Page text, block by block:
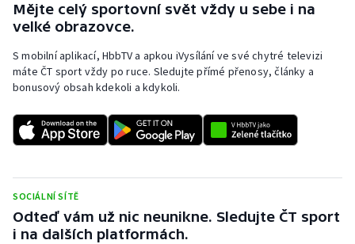
Ostatní
Mějte celý sportovní svět vždy u sebe i na
velké obrazovce.
S mobilní aplikací, HbbTV a apkou iVysílání ve své chytré televizi
máte ČT sport vždy po ruce. Sledujte přímé přenosy, články a
bonusový obsah kdekoli a kdykoli.
SOCIÁLNÍ SÍTĚ
Odteď vám už nic neunikne. Sledujte ČT sport
i na dalších platformách.